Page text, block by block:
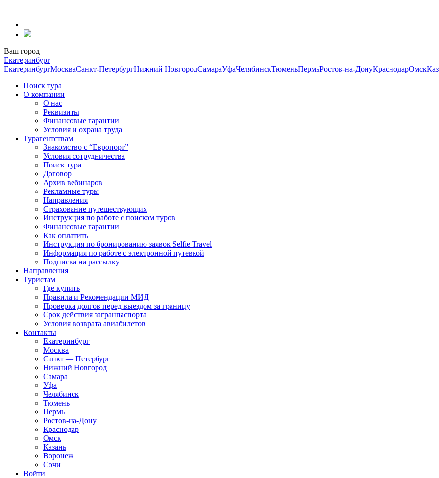
содержанию
Ваш город
Екатеринбург
ЕкатеринбургМоскваСанкт-ПетербургНижний НовгородСамараУфаЧелябинскТюменьПермьРостов-на-ДонуКраснодарОмск
Поиск тура
О компании
О нас
Реквизиты
Финансовые гарантии
Условия и охрана труда
Турагентствам
Знакомство с “Европорт”
Условия сотрудничества
Поиск тура
Договор
Архив вебинаров
Рекламные туры
Направления
Страхование путешествующих
Инструкция по работе с поиском туров
Финансовые гарантии
Как оплатить
Инструкция по бронированию заявок Selfie Travel
Информация по работе с электронной путевкой
Подписка на рассылку
Направления
Туристам
Где купить
Правила и Рекомендации МИД
Проверка долгов перед выездом за границу
Срок действия загранпаспорта
Условия возврата авиабилетов
Контакты
Екатеринбург
Москва
Санкт — Петербург
Нижний Новгород
Самара
Уфа
Челябинск
Тюмень
Пермь
Ростов-на-Дону
Краснодар
Омск
Казань
Воронеж
Сочи
Войти